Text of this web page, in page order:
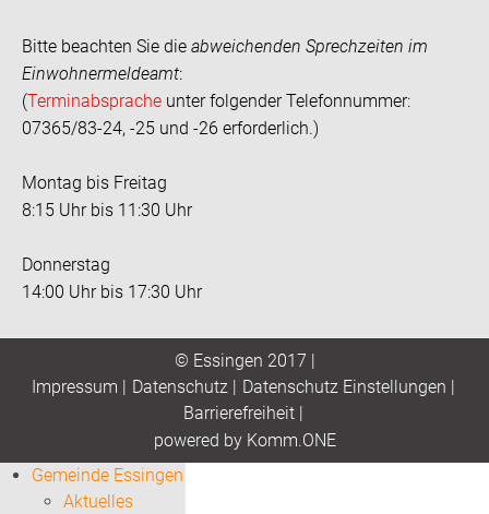
Bitte beachten Sie die abweichenden Sprechzeiten im
Einwohnermeldeamt:
(Terminabsprache unter folgender Telefonnummer:
07365/83-24, -25 und -26 erforderlich.)
Montag bis Freitag
8:15 Uhr bis 11:30 Uhr
Donnerstag
14:00 Uhr bis 17:30 Uhr
© Essingen 2017 |
Impressum | Datenschutz| Datenschutz Einstellungen |
Barrierefreiheit|
powered by Komm.ONE
Gemeinde Essingen
Aktuelles